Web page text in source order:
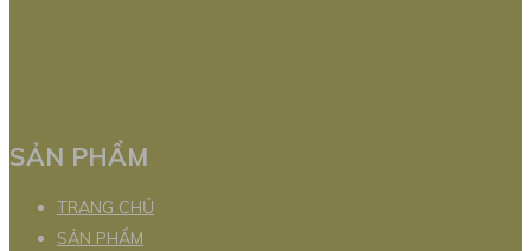
SẢN PHẨM
TRANG CHỦ
SẢN PHẨM